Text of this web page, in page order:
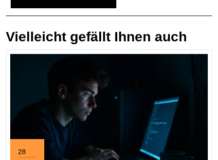
Vielleicht gefällt Ihnen auch
28